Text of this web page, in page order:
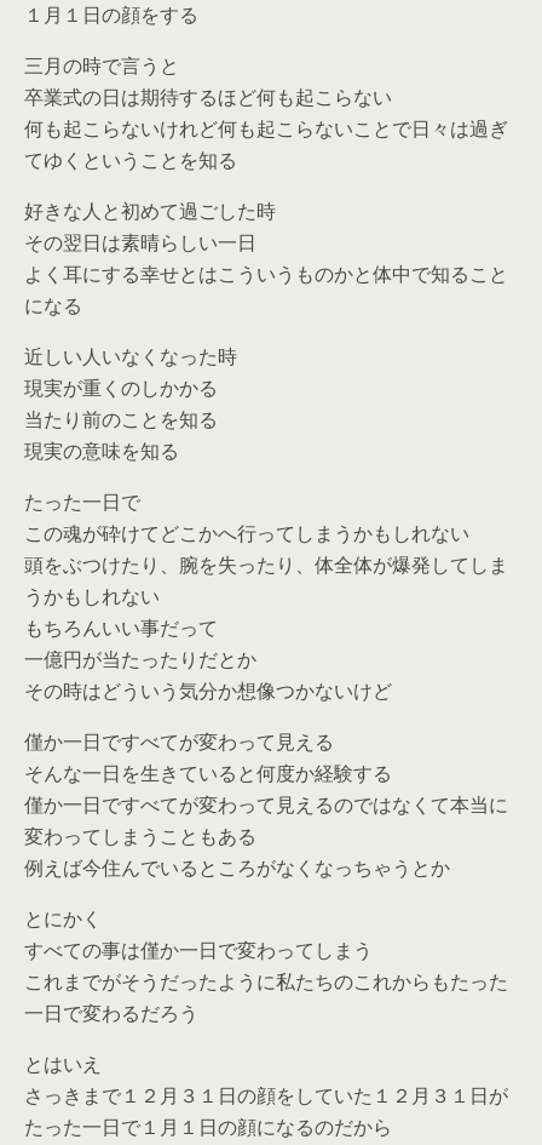
１月１日の顔をする
三月の時で言うと
卒業式の日は期待するほど何も起こらない
何も起こらないけれど何も起こらないことで日々は過ぎ
てゆくということを知る
好きな人と初めて過ごした時
その翌日は素晴らしい一日
よく耳にする幸せとはこういうものかと体中で知ること
になる
近しい人いなくなった時
現実が重くのしかかる
当たり前のことを知る
現実の意味を知る
たった一日で
この魂が砕けてどこかへ行ってしまうかもしれない
頭をぶつけたり、腕を失ったり、体全体が爆発してしま
うかもしれない
もちろんいい事だって
一億円が当たったりだとか
その時はどういう気分か想像つかないけど
僅か一日ですべてが変わって見える
そんな一日を生きていると何度か経験する
僅か一日ですべてが変わって見えるのではなくて本当に
変わってしまうこともある
例えば今住んでいるところがなくなっちゃうとか
とにかく
すべての事は僅か一日で変わってしまう
これまでがそうだったように私たちのこれからもたった
一日で変わるだろう
とはいえ
さっきまで１２月３１日の顔をしていた１２月３１日が
たった一日で１月１日の顔になるのだから